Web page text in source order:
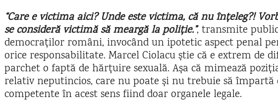
“Care e victima aici? Unde este victima, că nu înțeleg?!
se consideră victimă să meargă la poliție.”, transmite
democraților români, invocând un ipotetic aspect penal
orice responsabilitate. Marcel Ciolacu știe că e extrem de
parchet o faptă de hărțuire sexuală. Așa că mimează
relativ neputincios, care nu poate și nu trebuie să împartă
competente în acest sens fiind doar organele legale.